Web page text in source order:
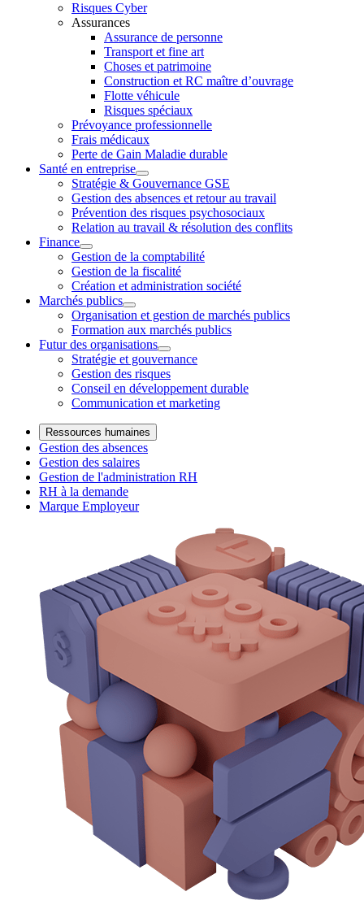
Risques Cyber
Assurances
Assurance de personne
Transport et fine art
Choses et patrimoine
Construction et RC maître d’ouvrage
Flotte véhicule
Risques spéciaux
Prévoyance professionnelle
Frais médicaux
Perte de Gain Maladie durable
Santé en entreprise
Stratégie & Gouvernance GSE
Gestion des absences et retour au travail
Prévention des risques psychosociaux
Relation au travail & résolution des conflits
Finance
Gestion de la comptabilité
Gestion de la fiscalité
Création et administration société
Marchés publics
Organisation et gestion de marchés publics
Formation aux marchés publics
Futur des organisations
Stratégie et gouvernance
Gestion des risques
Conseil en développement durable
Communication et marketing
Ressources humaines
Gestion des absences
Gestion des salaires
Gestion de l'administration RH
RH à la demande
Marque Employeur